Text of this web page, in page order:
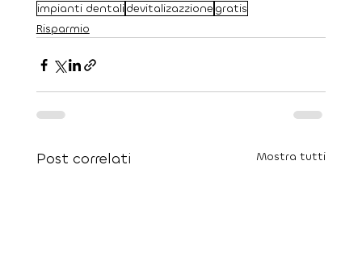
impianti dentalidevitalizazzione gratis
Risparmio
Post correlati Mostra tutti